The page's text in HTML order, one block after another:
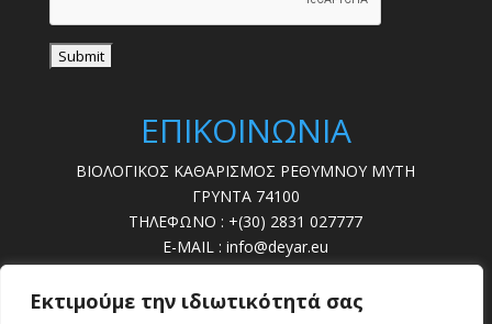
Εκτιμούμε την ιδιωτικότητά σας
ΕΠΙΚΟΙΝΩΝΙΑ
ΒΙΟΛΟΓΙΚΟΣ ΚΑΘΑΡΙΣΜΟΣ ΡΕΘΥΜΝΟΥ ΜΥΤΗ
ΓΡΥΝΤΑ 74100
ΤΗΛΕΦΩΝΟ : +(30) 2831 027777
E-MAIL : info@deyar.eu
ΩΡΕΣ ΛΕΙΤ. : 07:30 – 15:00